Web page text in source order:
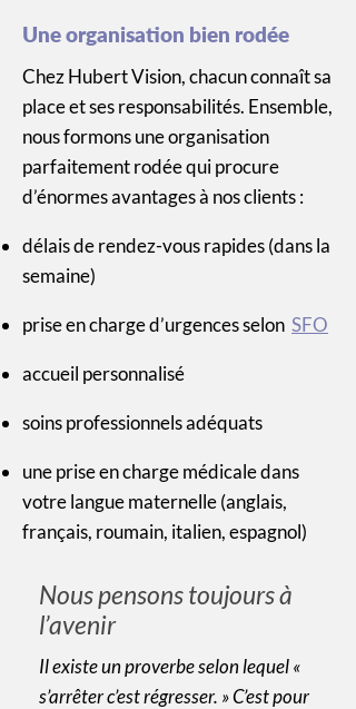
Une organisation bien rodée
Chez Hubert Vision, chacun connaît sa
place et ses responsabilités. Ensemble,
nous formons une organisation
parfaitement rodée qui procure
d’énormes avantages à nos clients :
délais de rendez-vous rapides (dans la
semaine)
prise en charge d’urgences selon SFO
accueil personnalisé
soins professionnels adéquats
une prise en charge médicale dans
votre langue maternelle (anglais,
français, roumain, italien, espagnol)
Nous pensons toujours à
l’avenir
Il existe un proverbe selon lequel «
s’arrêter c’est régresser. » C’est pour